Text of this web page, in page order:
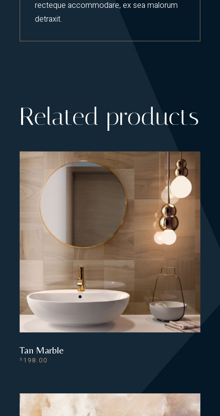
recteque accommodare, ex sea malorum
detraxit.
Related products
$ 198.00
Tan Marble